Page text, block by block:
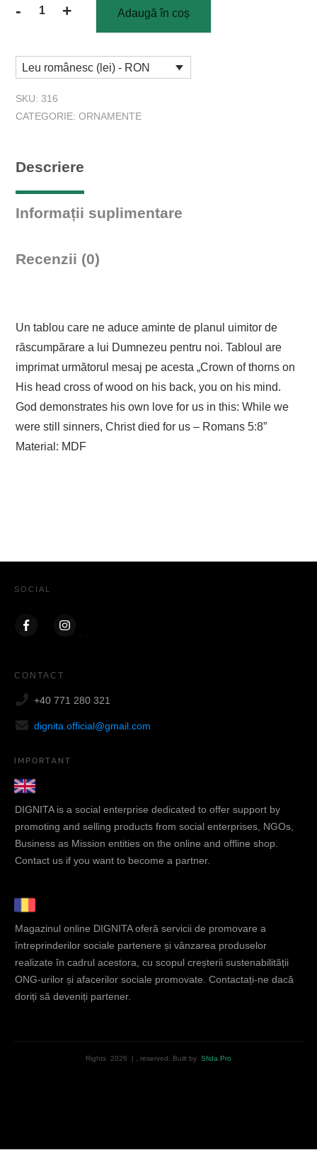
-
Cantitate
Romans
+ Adaugă în coș
Leu românesc (lei) - RON
SKU: 316
CATEGORIE: ORNAMENTE
Descriere
Informații suplimentare
Recenzii (0)
Un tablou care ne aduce aminte de planul uimitor de
răscumpărare a lui Dumnezeu pentru noi. Tabloul are
imprimat următorul mesaj pe acesta „Crown of thorns on
His head cross of wood on his back, you on his mind.
God demonstrates his own love for us in this: While we
were still sinners, Christ died for us – Romans 5:8”
Material: MDF
SOCIAL
CONTACT
+40 771 280 321
dignita.official@gmail.com
IMPORTANT
DIGNITA is a social enterprise dedicated to offer support by
promoting and selling products from social enterprises, NGOs,
Business as Mission entities on the online and offline shop.
Contact us if you want to become a partner.
Magazinul online DIGNITA oferă servicii de promovare a
întreprinderilor sociale partenere și vânzarea produselor
realizate în cadrul acestora, cu scopul creșterii sustenabilității
ONG-urilor și afacerilor sociale promovate. Contactați-ne dacă
doriți să deveniți partener.
Rights 2026 | , reserved. Built by Sfida.Pro